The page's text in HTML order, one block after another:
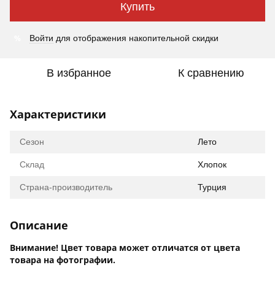
Купить
Войти для отображения накопительной скидки
В избранное К сравнению
Характеристики
Сезон Лето
Склад Хлопок
Страна-производитель Турция
Описание
Внимание! Цвет товара может отличатся от цвета
товара на фотографии.